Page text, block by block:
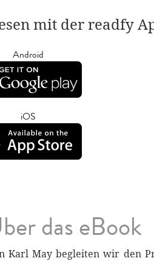
mit der readfy
Android
iOS
das eBook
Karl May begleiten wir den